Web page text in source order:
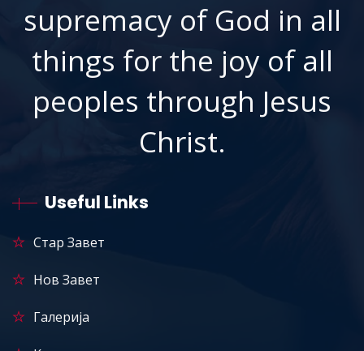
supremacy of God in all
things for the joy of all
peoples through Jesus
Christ.
Useful Links
Стар Завет
Нов Завет
Галерија